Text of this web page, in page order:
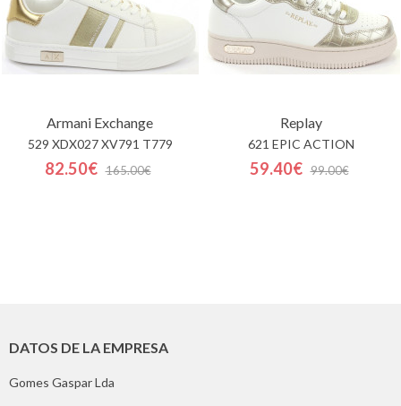
Armani Exchange
529 XDX027 XV791 T779
82.50€ 165.00€
Replay
621 EPIC ACTION
59.40€ 99.00€
DATOS DE LA EMPRESA
Gomes Gaspar Lda